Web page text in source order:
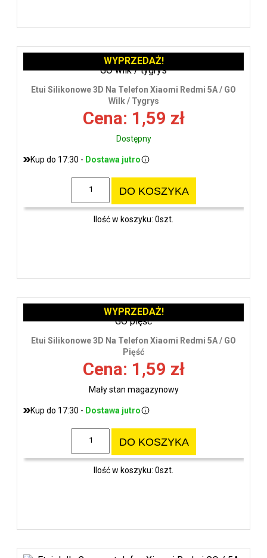
Etui Silikonowe 3D Na Telefon Xiaomi Redmi 5A / GO
Wilk / Tygrys
Cena: 1,59 zł
Dostępny
Kup do 17:30 - Dostawa jutro
DO KOSZYKA
Ilość w koszyku: 0szt.
WYPRZEDAŻ!
Etui Silikonowe 3D Na Telefon Xiaomi Redmi 5A / GO
Pięść
Cena: 1,59 zł
Mały stan magazynowy
Kup do 17:30 - Dostawa jutro
DO KOSZYKA
Ilość w koszyku: 0szt.
WYPRZEDAŻ!